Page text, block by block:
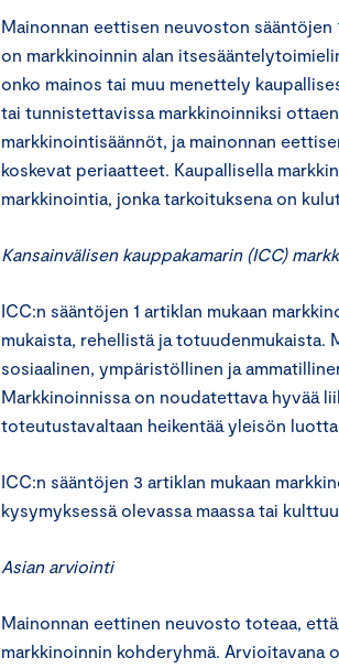
Mainonnan eettisen neuvoston
on markkinoinnin alan
onko mainos tai muu menettely
tai tunnistettavissa markkinoinniksi
markkinointisäännöt, ja mainonnan
koskevat periaatteet. Kaupallisella
markkinointia, jonka tarkoituksena on
Kansainvälisen kauppakamarin (ICC)
ICC:n sääntöjen 1 artiklan mukaan
mukaista, rehellistä ja
sosiaalinen, ympäristöllinen ja
Markkinoinnissa on noudatettava hyvää
toteutustavaltaan heikentää yleisön
ICC:n sääntöjen 3 artiklan mukaan
kysymyksessä olevassa maassa tai
Asian arviointi
Mainonnan eettinen neuvosto toteaa,
markkinoinnin kohderyhmä. Arvioitavana